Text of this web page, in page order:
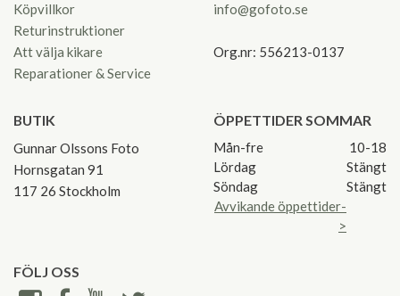
Köpvillkor
Returinstruktioner
Att välja kikare
Reparationer & Service
info@gofoto.se
Org.nr: 556213-0137
BUTIK
Gunnar Olssons Foto
Hornsgatan 91
117 26 Stockholm
ÖPPETTIDER SOMMAR
Mån-fre
10-18
Lördag
Stängt
Söndag
Stängt
Avvikande öppettider-
>
FÖLJ OSS